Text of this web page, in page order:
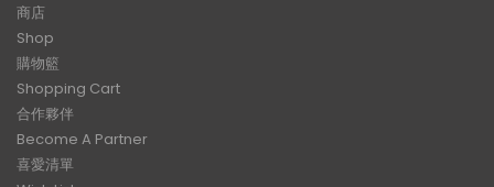
商店
Shop
購物籃
Shopping Cart
合作夥伴
Become A Partner
喜愛清單